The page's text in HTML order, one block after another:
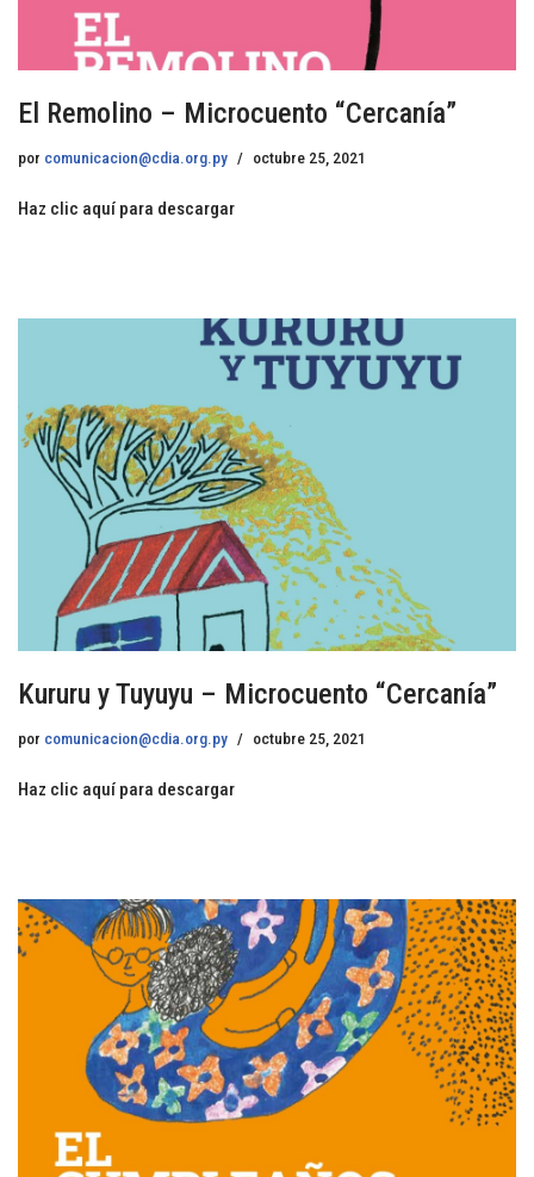
El Remolino – Microcuento “Cercanía”
por comunicacion@cdia.org.py octubre 25, 2021
Haz clic aquí para descargar
Kururu y Tuyuyu – Microcuento “Cercanía”
por comunicacion@cdia.org.py octubre 25, 2021
Haz clic aquí para descargar